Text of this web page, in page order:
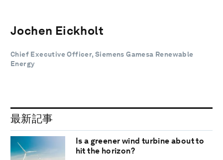
Jochen Eickholt
Chief Executive Officer, Siemens Gamesa Renewable
Energy
最新記事
Is a greener wind turbine about to
hit the horizon?